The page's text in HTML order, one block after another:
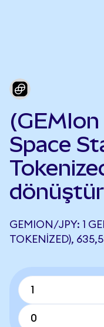
Space
dönüştür
GEMION/JPY: 1
TOKENIZED),